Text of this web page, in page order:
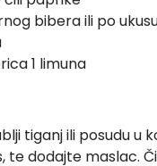
bibera ili po
1 limuna
tiganj ili posudu u
te dodajte maslac.